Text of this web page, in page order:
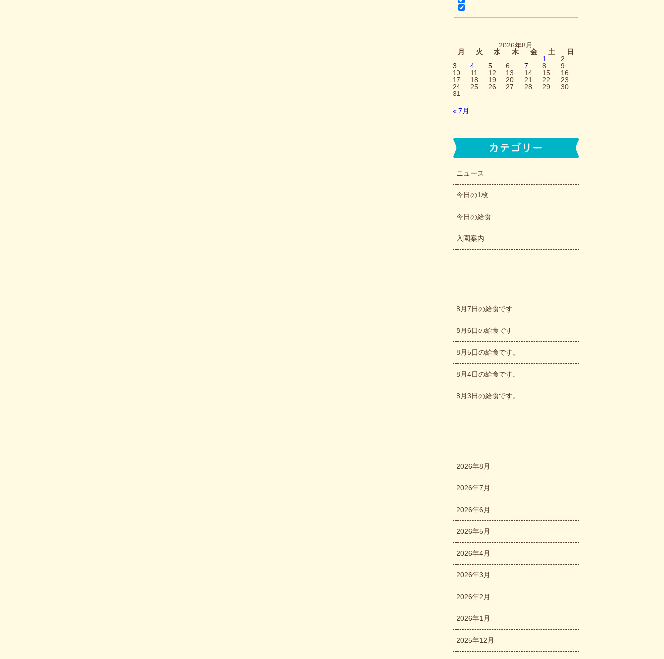
2026年8月
月
火 水 木 金 土
日
1
2
3
4 5 6 7 8
9
10
11 12 13 14 15
16
17
18 19 20 21 22
23
24
25 26 27 28 29
30
31
« 7月
ニュース
今日の1枚
今日の給食
入園案内
8月7日の給食です
8月6日の給食です
8月5日の給食です。
8月4日の給食です。
8月3日の給食です。
2026年8月
2026年7月
2026年6月
2026年5月
2026年4月
2026年3月
2026年2月
2026年1月
2025年12月